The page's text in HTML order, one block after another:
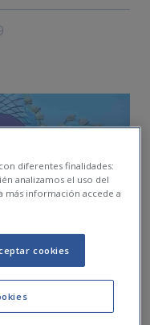
nuestraJunta
diferentes finalidades:
analizamos el uso del
más información accede a
cookies